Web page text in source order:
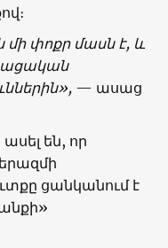
մի փոքր մասն է, և
— ասաց
են, որ
ցանկանում է